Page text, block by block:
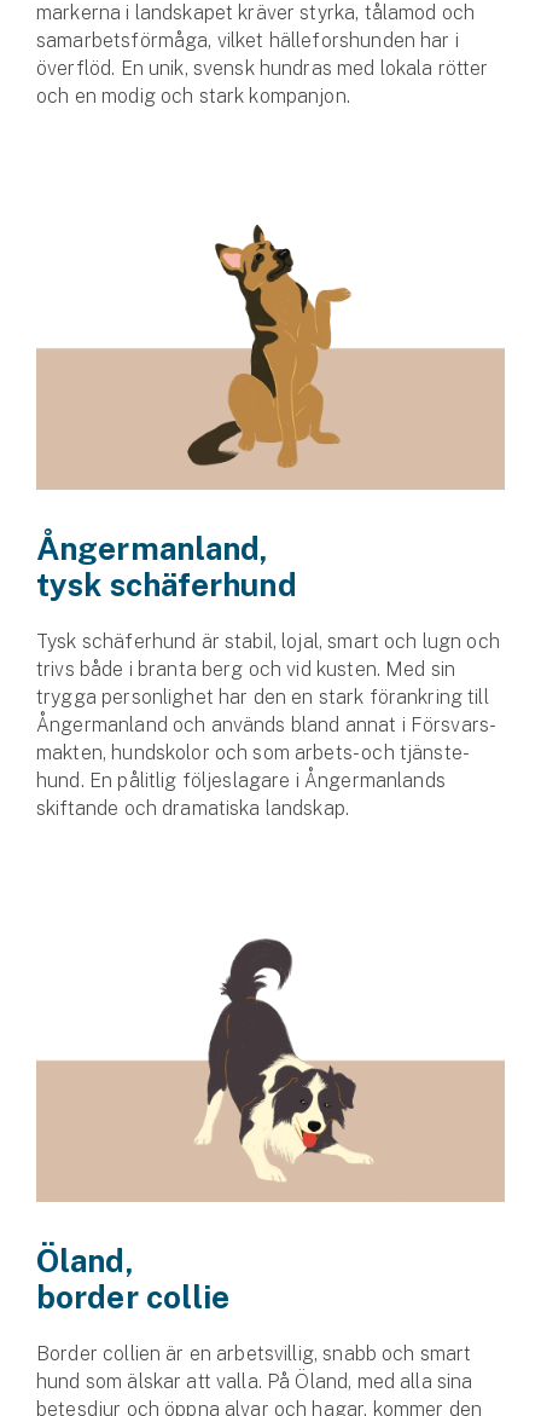
markerna i landskapet kräver styrka, tålamod och
samarbets­förmåga, vilket hälleforshunden har i
överflöd. En unik, svensk hundras med lokala rötter
och en modig och stark kompanjon.
Ångermanland,
tysk schäferhund
Tysk schäferhund är stabil, lojal, smart och lugn och
trivs både i branta berg och vid kusten. Med sin
trygga personlighet har den en stark förankring till
Ångermanland och används bland annat i Försvars­
makten, hundskolor och som arbets- och tjänste­
hund. En pålitlig följeslagare i Ångermanlands
skiftande och dramatiska landskap.
Öland,
border collie
Border collien är en arbetsvillig, snabb och smart
hund som älskar att valla. På Öland, med alla sina
betesdjur och öppna alvar och hagar, kommer den